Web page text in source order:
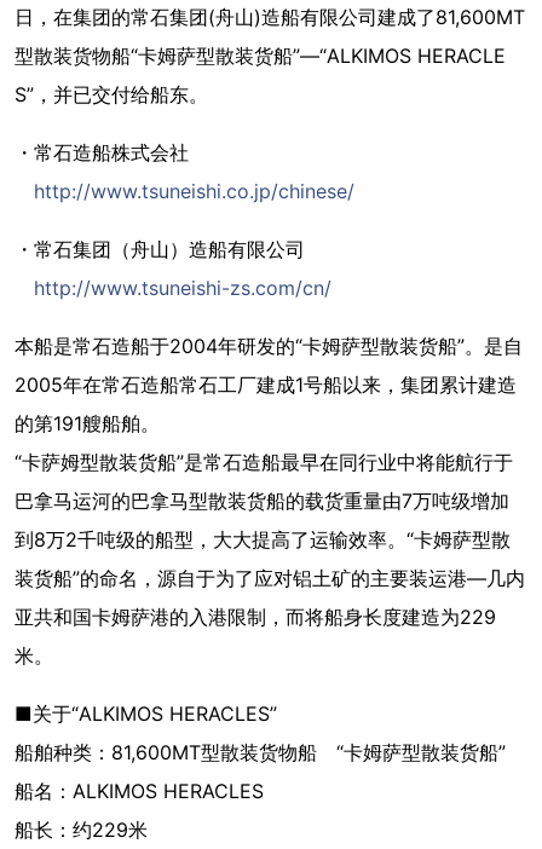
日，在集团的常石集团(舟山)造船有限公司建成了81,600MT
型散装货物船“卡姆萨型散装货船”—“ALKIMOS HERACLE
S”，并已交付给船东。
・常石造船株式会社
http://www.tsuneishi.co.jp/chinese/
・常石集团（舟山）造船有限公司
http://www.tsuneishi-zs.com/cn/
本船是常石造船于2004年研发的“卡姆萨型散装货船”。是自
2005年在常石造船常石工厂建成1号船以来，集团累计建造
的第191艘船舶。
“卡萨姆型散装货船”是常石造船最早在同行业中将能航行于
巴拿马运河的巴拿马型散装货船的载货重量由7万吨级增加
到8万2千吨级的船型，大大提高了运输效率。“卡姆萨型散
装货船”的命名，源自于为了应对铝土矿的主要装运港—几内
亚共和国卡姆萨港的入港限制，而将船身长度建造为229
米。
■关于“ALKIMOS HERACLES”
船舶种类：81,600MT型散装货物船 “卡姆萨型散装货船”
船名：ALKIMOS HERACLES
船长：约229米